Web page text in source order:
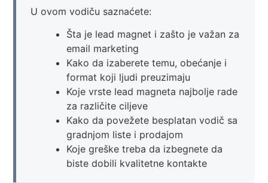
U ovom vodiču saznaćete:
Šta je lead magnet i zašto je važan za
email marketing
Kako da izaberete temu, obećanje i
format koji ljudi preuzimaju
Koje vrste lead magneta najbolje rade
za različite ciljeve
Kako da povežete besplatan vodič sa
gradnjom liste i prodajom
Koje greške treba da izbegnete da
biste dobili kvalitetne kontakte